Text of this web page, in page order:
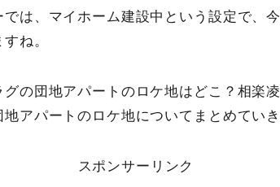
は、マイホーム建設中という設定で、
ね。
の団地アパートのロケ地はどこ？相楽
アパートのロケ地についてまとめていき
スポンサーリンク